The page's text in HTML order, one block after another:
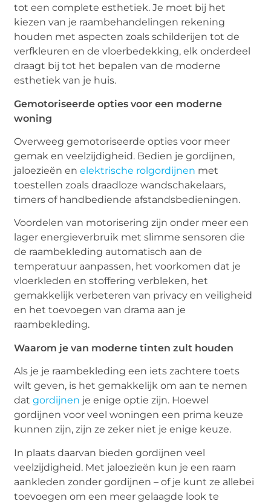
tot een complete esthetiek. Je moet bij het
kiezen van je raambehandelingen rekening
houden met aspecten zoals schilderijen tot de
verfkleuren en de vloerbedekking, elk onderdeel
draagt bij tot het bepalen van de moderne
esthetiek van je huis.
Gemotoriseerde opties voor een moderne
woning
Overweeg gemotoriseerde opties voor meer
gemak en veelzijdigheid. Bedien je gordijnen,
jaloezieën enelektrische rolgordijnen met
toestellen zoals draadloze wandschakelaars,
timers of handbediende afstandsbedieningen.
Voordelen van motorisering zijn onder meer een
lager energieverbruik met slimme sensoren die
de raambekleding automatisch aan de
temperatuur aanpassen, het voorkomen dat je
vloerkleden en stoffering verbleken, het
gemakkelijk verbeteren van privacy en veiligheid
en het toevoegen van drama aan je
raambekleding.
Waarom je van moderne tinten zult houden
Als je je raambekleding een iets zachtere toets
wilt geven, is het gemakkelijk om aan te nemen
datgordijnen je enige optie zijn. Hoewel
gordijnen voor veel woningen een prima keuze
kunnen zijn, zijn ze zeker niet je enige keuze.
In plaats daarvan bieden gordijnen veel
veelzijdigheid. Met jaloezieën kun je een raam
aankleden zonder gordijnen – of je kunt ze allebei
toevoegen om een meer gelaagde look te